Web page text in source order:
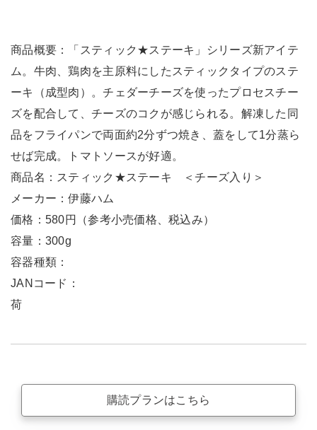
商品概要：「スティック★ステーキ」シリーズ新アイテ
ム。牛肉、鶏肉を主原料にしたスティックタイプのステ
ーキ（成型肉）。チェダーチーズを使ったプロセスチー
ズを配合して、チーズのコクが感じられる。解凍した同
品をフライパンで両面約2分ずつ焼き、蓋をして1分蒸ら
せば完成。トマトソースが好適。
商品名：スティック★ステーキ ＜チーズ入り＞
メーカー：伊藤ハム
価格：580円（参考小売価格、税込み）
容量：300g
容器種類：
JANコード：
荷
購読プランはこちら